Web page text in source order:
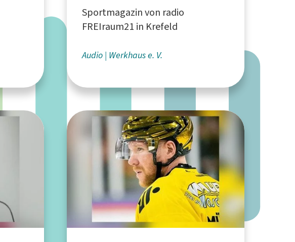
Pressesprecher Dominik
Krauss
Sportmagazin von radio
FREIraum21 in Krefeld
Audio Werkhaus e. V.